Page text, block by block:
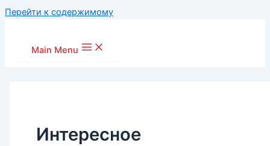
Перейти к содержимому
Main Menu
Интересное